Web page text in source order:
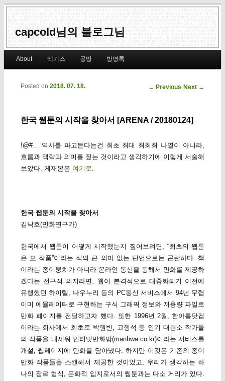
capcold님의 블로그님
Skip to primary content
Skip to secondary content
About 엑기스 몽땅 방명록
Post navigation
← Previous Next →
한국 웹툰의 시작을 찾아서 [ARENA / 20180124]
Posted on 2018. 07. 18.
!@#… 역사를 파고든다는건 최초 최대 최최최 나열이 아니라,
흐름과 맥락과 의미를 짚는 것이라고 생각하기에 이렇게 서술해
보았다. 게재본은 여기로
한국 웹툰의 시작을 찾아서
김낙호(만화연구가)
한국에서 웹툰이 어떻게 시작했는지 짚어보려면, “최초의 웹툰
은 모 작품”이라는 식의 큰 의미 없는 단언으로는 곤란하다. 책
이라는 종이뭉치가 아니라 온라인 통신을 통해서 만화를 제공하
겠다는 선구적 의지라면, 웹이 본격적으로 대중화되기 이전에
유행했던 하이텔, 나우누리 등의 PC통신 서비스에서 94년 무렵
이미 에뮬레이터로 구현하는 구식 그래픽 정보와 저용량 파일로
만화 페이지를 전달하고자 했다. 또한 1996년 2월, 한아름닷컴
이라는 회사에서 최초로 박원빈, 고행석 등 인기 대본소 작가들
의 작품을 내세워 인터넷만화방(manhwa.co.kr)이라는 서비스를
개설, 웹페이지에 만화를 담아냈다. 하지만 이것은 기존의 종이
만화 작품들을 스캔해서 제공한 것이었고, 우리가 생각하는 하
나의 장르 형식, 문화적 입지로서의 웹툰과는 다소 거리가 있다.